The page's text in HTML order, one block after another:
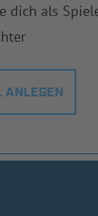
dich als
ANLEGEN